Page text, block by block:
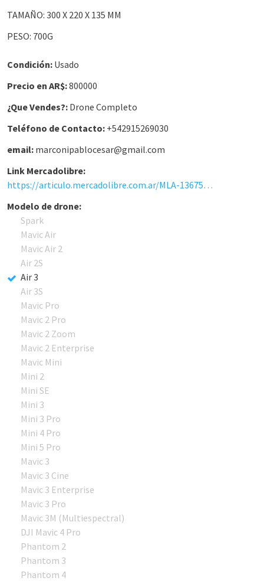
TAMAÑO: 300 X 220 X 135 MM
PESO: 700G
Condición: Usado
Precio en AR$:800000
¿Que Vendes?: Drone Completo
Teléfono de Contacto: +542915269030
email: marconipablocesar@gmail.com
Link Mercadolibre:
https://articulo.mercadolibre.com.ar/MLA-1367550618-drone-anafi-parrot-thermal-_JM
Modelo de drone:
Spark
Mavic Air
Mavic Air 2
Air 2S
Air 3
Air 3S
Mavic Pro
Mavic 2 Pro
Mavic 2 Zoom
Mavic 2 Enterprise
Mavic Mini
Mini 2
Mini SE
Mini 3
Mini 3 Pro
Mini 4 Pro
Mini 5 Pro
Mavic 3
Mavic 3 Cine
Mavic 3 Enterprise
Mavic 3 Pro
Mavic 3M (Multiespectral)
DJI Mavic 4 Pro
Phantom 2
Phantom 3
Phantom 4